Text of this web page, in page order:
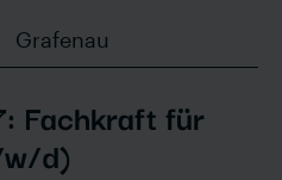
Grafenau
Fachkraft für
d)